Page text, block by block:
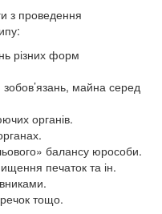
з проведення
різних форм
зобов’язань, майна серед
органів.
балансу юрособи.
печаток та ін.
тощо.